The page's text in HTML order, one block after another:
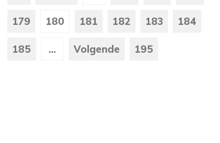
179 180 181 182 183 184
185 ... Volgende 195